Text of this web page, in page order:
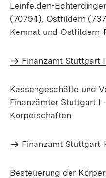
Leinfelden-
(70794), Ostfildern
Kemnat und Ostfildern-
Finanzamt Stuttgart
Kassengeschäfte und
Finanzämter Stuttgart I
Körperschaften
Finanzamt
Besteuerung der